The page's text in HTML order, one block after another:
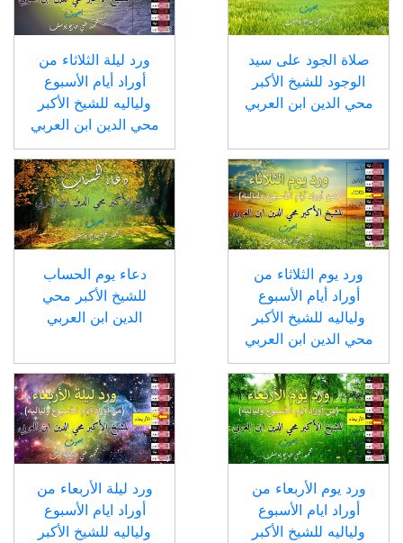
صلاة الجود على سيد
الوجود للشيخ الأكبر
محي الدين ابن العربي
ورد ليلة الثلاثاء من
أوراد أيام الأسبوع
ولياليه للشيخ الأكبر
محي الدين ابن العربي
ورد يوم الثلاثاء من
أوراد أيام الأسبوع
ولياليه للشيخ الأكبر
محي الدين ابن العربي
دعاء يوم الحساب
للشيخ الأكبر محي
الدين ابن العربي
ورد يوم الأربعاء من
أوراد ايام الأسبوع
ولياليه للشيخ الأكبر
ورد ليلة الأربعاء من
أوراد ايام الأسبوع
ولياليه للشيخ الأكبر